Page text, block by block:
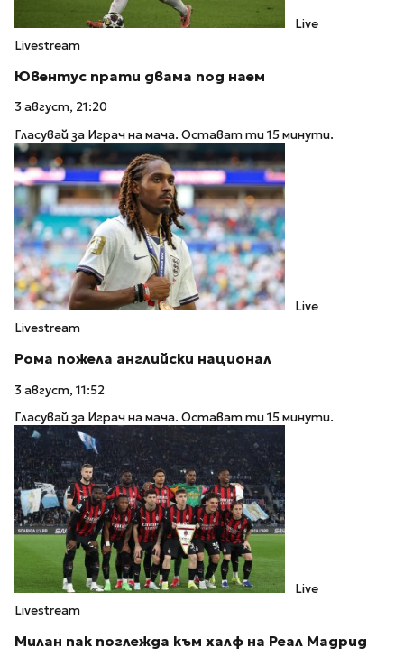
Live
Livestream
Ювентус прати двама под наем
3 август, 21:20
Гласувай за Играч на мача. Остават ти 15 минути.
Live
Livestream
Рома пожела английски национал
3 август, 11:52
Гласувай за Играч на мача. Остават ти 15 минути.
Live
Livestream
Милан пак поглежда към халф на Реал Мадрид